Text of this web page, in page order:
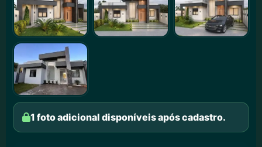
1 foto adicional disponíveis após cadastro.